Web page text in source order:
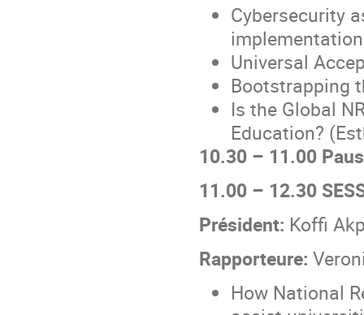
Cybersecurity
Universal
Bootstrapping
Is the Global
Education?
10.30 – 11.00
11.00 – 12.30
Président: Koffi
Rapporteure:
How National